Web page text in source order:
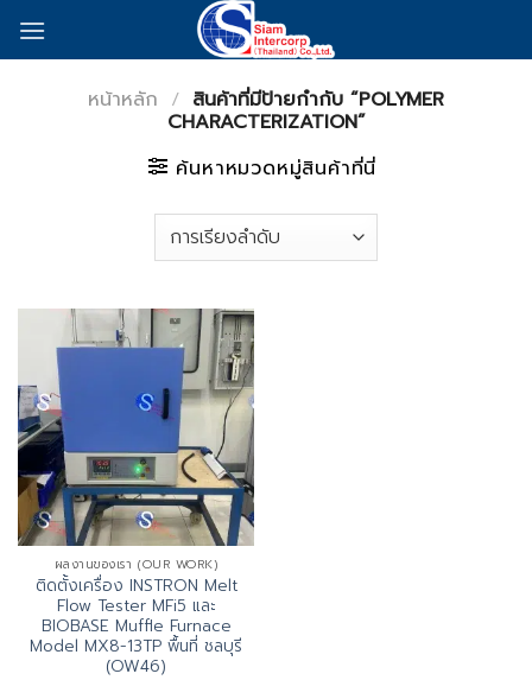
หน้าหลัก / สินค้าที่มีป้ายกำกับ “POLYMER
CHARACTERIZATION”
ค้นหาหมวดหมู่สินค้าที่นี่
ผลงานของเรา (OUR WORK)
ติดตั้งเครื่อง INSTRON Melt
Flow Tester MFi5 และ
BIOBASE Muffle Furnace
Model MX8-13TP พื้นที่ ชลบุรี
(OW46)